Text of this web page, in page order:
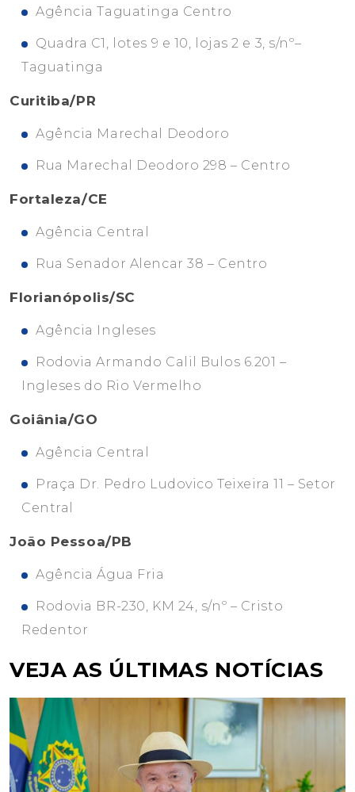
Agência Taguatinga Centro
Quadra C1, lotes 9 e 10, lojas 2 e 3, s/nº–
Taguatinga
Curitiba/PR
Agência Marechal Deodoro
Rua Marechal Deodoro 298 – Centro
Fortaleza/CE
Agência Central
Rua Senador Alencar 38 – Centro
Florianópolis/SC
Agência Ingleses
Rodovia Armando Calil Bulos 6.201 –
Ingleses do Rio Vermelho
Goiânia/GO
Agência Central
Praça Dr. Pedro Ludovico Teixeira 11 – Setor
Central
João Pessoa/PB
Agência Água Fria
Rodovia BR-230, KM 24, s/nº – Cristo
Redentor
VEJA AS ÚLTIMAS NOTÍCIAS